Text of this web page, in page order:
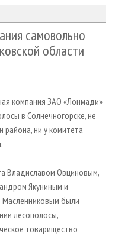
самовольно
области
компания ЗАО «Лонмади»
в Солнечногорске, не
района, ни у комитета
Владиславом Овциновым,
Якуниным и
Масленниковым были
лесополосы,
товарищество